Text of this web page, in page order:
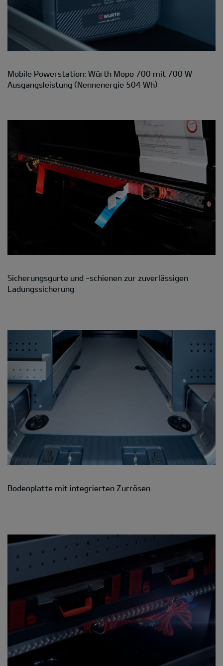
Mobile Powerstation: Würth Mopo 700 mit 700 W
Ausgangsleistung (Nennenergie 504 Wh)
Sicherungsgurte und -schienen zur zuverlässigen
Ladungssicherung
Bodenplatte mit integrierten Zurrösen